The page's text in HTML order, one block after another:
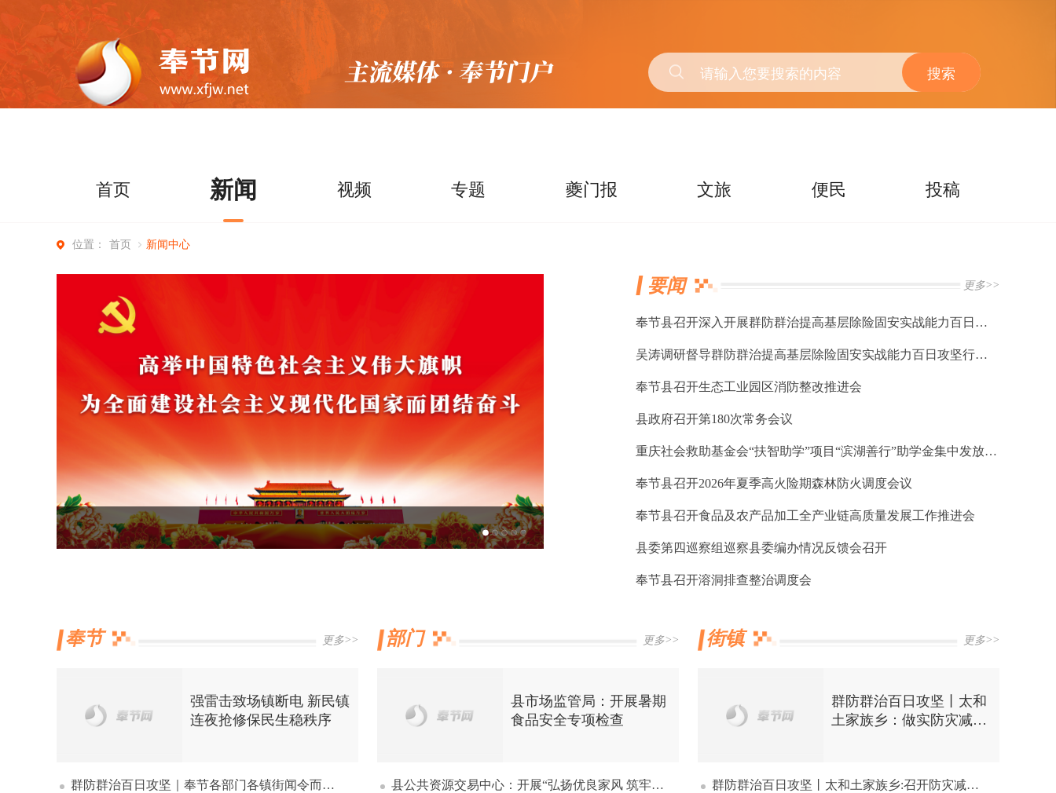
搜索
首页 新闻 视频 专题 夔门报 文旅 便民 投稿
位置： 首页 新闻中心
要闻 更多>>
奉节县召开深入开展群防群治提高基层除险固安实战能力百日攻坚行动第三次调度会议
吴涛调研督导群防群治提高基层除险固安实战能力百日攻坚行动推进落实情况
奉节县召开生态工业园区消防整改推进会
县政府召开第180次常务会议
重庆社会救助基金会“扶智助学”项目“滨湖善行”助学金集中发放仪式在奉举行
奉节县召开2026年夏季高火险期森林防火调度会议
奉节县召开食品及农产品加工全产业链高质量发展工作推进会
县委第四巡察组巡察县委编办情况反馈会召开
奉节县召开溶洞排查整治调度会
奉节 更多>>
强雷击致场镇断电 新民镇
连夜抢修保民生稳秩序
群防群治百日攻坚｜奉节各部门各镇街闻令而动 全力保障人民群众生命财产安全（四）
部门 更多>>
县市场监管局：开展暑期
食品安全专项检查
县公共资源交易中心：开展“弘扬优良家风 筑牢廉洁防线“主题党日活动
街镇 更多>>
群防群治百日攻坚丨太和
土家族乡：做实防灾减灾
群防群治百日攻坚丨太和土家族乡:召开防灾减灾百日攻坚行动推进会